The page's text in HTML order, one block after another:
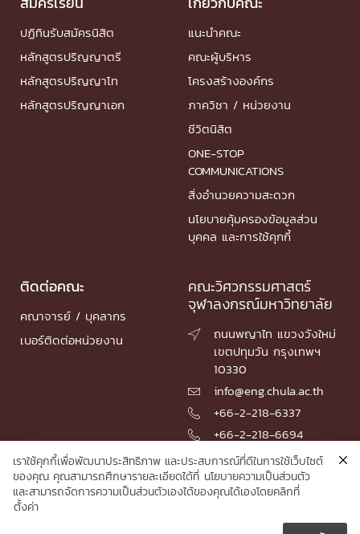
ปฏิทินรับสมัครนิสิต
หลักสูตรปริญญาตรี
หลักสูตรปริญญาโท
หลักสูตรปริญญาเอก
แนะนำคณะ
คณะผู้บริหาร
โครงสร้างองค์กร
ภาควิชา / หน่วยงาน
ชีวิตนิสิต
ONE-STOP
COMMUNICATIONS
สิ่งอำนวยความสะดวก
นโยบายคุ้มครองข้อมูลส่วน
บุคคล และการใช้คุกกี้
ติดต่อคณะ
คณาจารย์ / บุคลากร
เบอร์ติดต่อหน่วยงาน
คณะวิศวกรรมศาสตร์
จุฬาลงกรณ์มหาวิทยาลัย

ถนนพญาไท แขวงวังใหม่
เขตปทุมวัน กรุงเทพฯ
10330
 info@eng.chula.ac.th
 +66-2-218-6337
 +66-2-218-6694
© 2026 Faculty of Engineering, Chulalongkorn University
เราใช้คุกกี้เพื่อพัฒนาประสิทธิภาพ และประสบการณ์ที่ดีในการใช้เว็บไซต์
ของคุณ คุณสามารถศึกษารายละเอียดได้ที่ นโยบายความเป็นส่วนตัว
และสามารถจัดการความเป็นส่วนตัวเองได้ของคุณได้เองโดยคลิกที่
ตั้งค่า